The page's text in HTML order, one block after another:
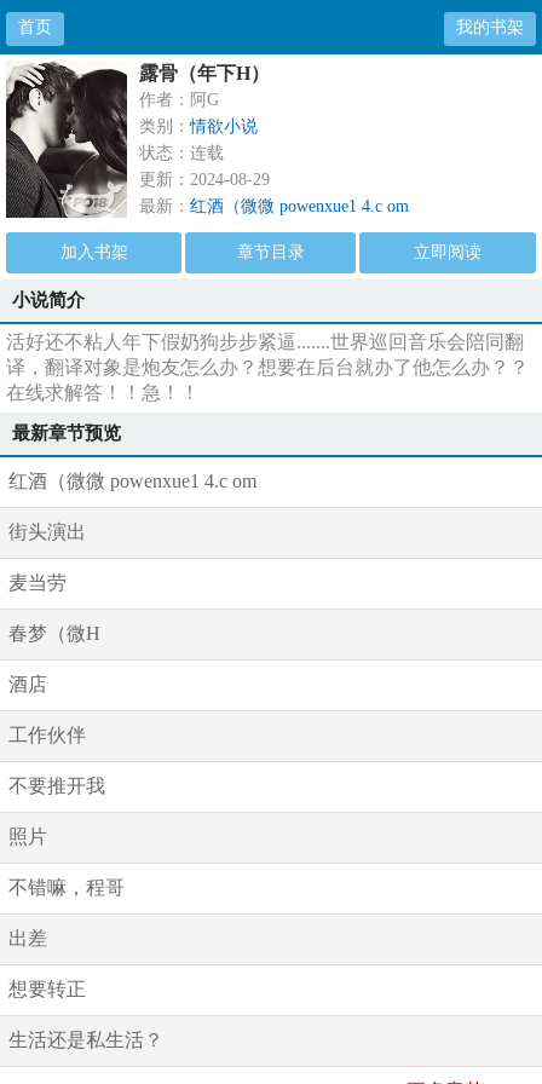
首页 我的书架
露骨（年下H）
作者：阿G
类别：情欲小说
状态：连载
更新：2024-08-29
最新： 红酒（微微 powenxue1 4.c om
加入书架 章节目录 立即阅读
小说简介
活好还不粘人年下假奶狗步步紧逼.......世界巡回音乐会陪同翻
译，翻译对象是炮友怎么办？想要在后台就办了他怎么办？？
在线求解答！！急！！
最新章节预览
红酒（微微 powenxue1 4.c om
街头演出
麦当劳
春梦（微H
酒店
工作伙伴
不要推开我
照片
不错嘛，程哥
出差
想要转正
生活还是私生活？